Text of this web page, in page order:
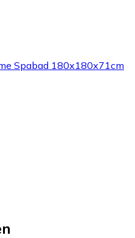
Spabad 180x180x71cm